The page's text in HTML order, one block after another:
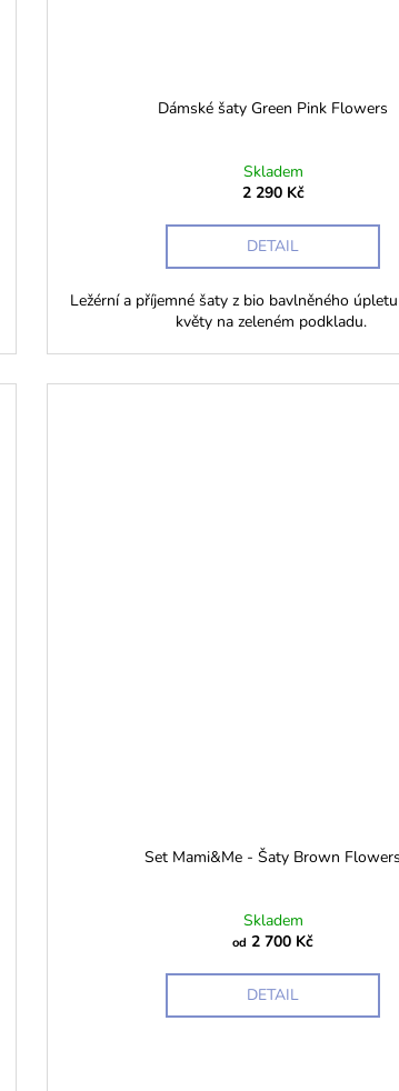
Dámské šaty Green Pink Flowers
Skladem
2 290 Kč
DETAIL
Ležérní a příjemné šaty z bio bavlněného
květy na zeleném podkladu.
Set Mami&Me - Šaty Brown Flowers
Skladem
od 2 700 Kč
DETAIL